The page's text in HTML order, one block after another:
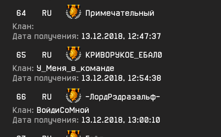
64
RU
Примечательный
Клан:
Дата получения: 13.12.2018, 12:47:37
65
RU
КРИВОРУКОЕ_ЕБАЛ0
Клан: У_Меня_в_команде
Дата получения: 13.12.2018, 12:54:38
66
RU
-ЛордРэдразальф-
Клан: ВойдиСоМной
Дата получения: 13.12.2018, 13:00:10